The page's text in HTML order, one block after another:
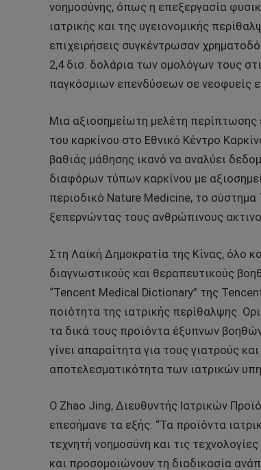
νοημοσύνης, όπως η επεξεργασία
ιατρικής και της υγειονομικής
επιχειρήσεις συγκέντρωσαν
2,4 δισ. δολάρια των ομολόγων τους
παγκόσμιων επενδύσεων σε νεοφυείς
Μια αξιοσημείωτη μελέτη περίπτωσης
του καρκίνου στο Εθνικό Κέντρο
βαθιάς μάθησης ικανό να αναλύει
διαφόρων τύπων καρκίνου με
περιοδικό Nature Medicine, το
ξεπερνώντας τους ανθρώπινους
Στη Λαϊκή Δημοκρατία της Κίνας, όλο
διαγνωστικούς και θεραπευτικούς
“Tencent Medical Dictionary” της
ποιότητα της ιατρικής περίθαλψης.
τα δικά τους προϊόντα έξυπνων
γίνει απαραίτητα για τους γιατρούς
αποτελεσματικότητα των ιατρικών
Ο Zhao Jing, Διευθυντής Ιατρικών
επεσήμανε τα εξής: “Τα προϊόντα
τεχνητή νοημοσύνη και τις
και προσομοιώνουν τη διαδικασία